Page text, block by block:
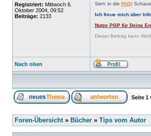
Registriert: Mittwoch 6.
Oktober 2004, 09:52
Beiträge: 2133
Sieh' in die FAQ!
Ich freue mich über
Nutze PGP für Deine
Dieser Beitrag kann
Nach oben
Seite 1
Foren-Übersicht» Bücher » Tips vom Autor